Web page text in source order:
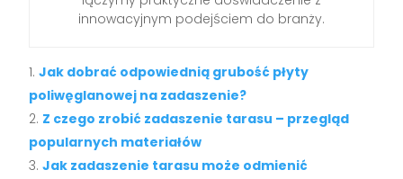
innowacyjnym podejściem do branży.
Jak dobrać odpowiednią grubość płyty
poliwęglanowej na zadaszenie?
Z czego zrobić zadaszenie tarasu – przegląd
popularnych materiałów
Jak zadaszenie tarasu może odmienić